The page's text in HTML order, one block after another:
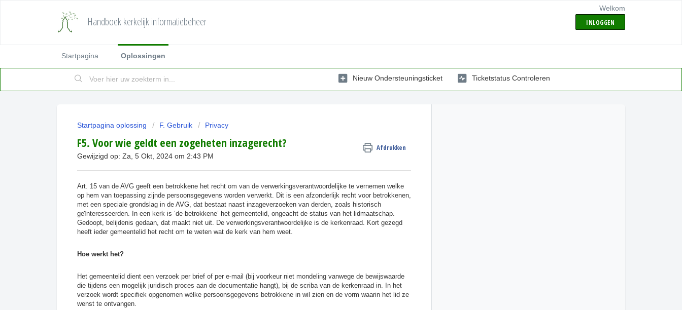
Handboek kerkelijk informatiebeheer
Welkom
INLOGGEN
Startpagina Oplossingen
Nieuw Ondersteuningsticket Ticketstatus Controleren
Startpagina oplossing F. Gebruik Privacy
F5. Voor wie geldt een zogeheten inzagerecht? Afdrukken
Gewijzigd op: Za, 5 Okt, 2024 om 2:43 PM
Art. 15 van de AVG geeft een betrokkene het recht om van de verwerkingsverantwoordelijke te vernemen welke
op hem van toepassing zijnde persoonsgegevens worden verwerkt. Dit is een afzonderlijk recht voor betrokkenen,
met een speciale grondslag in de AVG, dat bestaat naast inzageverzoeken van derden, zoals historisch
geïnteresseerden. In een kerk is ‘de betrokkene’ het gemeentelid, ongeacht de status van het lidmaatschap.
Gedoopt, belijdenis gedaan, dat maakt niet uit. De verwerkingsverantwoordelijke is de kerkenraad. Kort gezegd
heeft ieder gemeentelid het recht om te weten wat de kerk van hem weet.
Hoe werkt het?
Het gemeentelid dient een verzoek per brief of per e-mail (bij voorkeur niet mondeling vanwege de bewijswaarde
die tijdens een mogelijk juridisch proces aan de documentatie hangt), bij de scriba van de kerkenraad in. In het
verzoek wordt specifiek opgenomen wélke persoonsgegevens betrokkene in wil zien en de vorm waarin het lid ze
wenst te ontvangen.